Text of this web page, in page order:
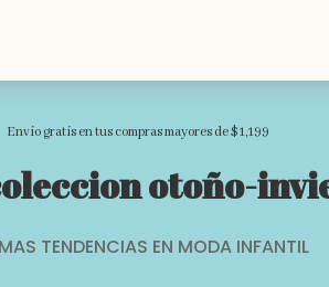
Envio gratis en tus compras mayores de $1,199
otoño-
TENDENCIAS EN MODA INFANTIL